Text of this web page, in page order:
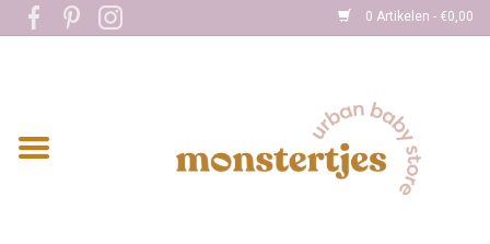
0 Artikelen - €0,00
Home
Kleding